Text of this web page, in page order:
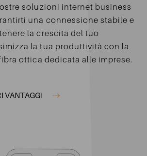
soluzioni internet business
una connessione stabile e
la crescita del tuo
la tua produttività con la
ottica dedicata alle imprese.
VANTAGGI